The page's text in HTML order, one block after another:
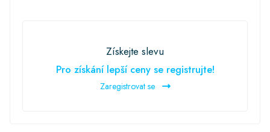
Získejte slevu
Pro získání lepší ceny se registrujte!
Zaregistrovat se